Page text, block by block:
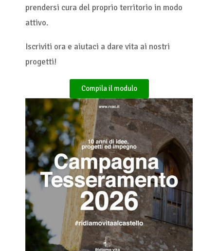
prendersi cura del proprio territorio in modo
attivo.
Iscriviti ora e aiutaci a dare vita ai nostri
progetti!
Compila il modulo